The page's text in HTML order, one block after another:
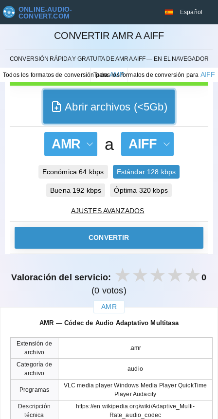
ONLINE-AUDIO-
CONVERT.COM
Español
CONVERTIR AMR A AIFF
CONVERSIÓN RÁPIDA Y GRATUITA DE AMR A AIFF — EN EL NAVEGADOR
Todos los formatos de conversión paraAMR
Todos los formatos de conversión para AIFF
CANCELAR
Abrir archivos (<5Gb)
AMR a AIFF
Económica 64 kbps Estándar 128 kbps
Buena 192 kbps Óptima 320 kbps
AJUSTES AVANZADOS
CONVERTIR
Valoración del servicio:
0
(0 votos)
AMR
AMR — Códec de Audio Adaptativo Multitasa
Extensión de
archivo
.amr
Categoría de
archivo
audio
Programas
VLC media player Windows Media Player QuickTime
Player Audacity
Descripción
técnica
https://en.wikipedia.org/wiki/Adaptive_Multi-
Rate_audio_codec